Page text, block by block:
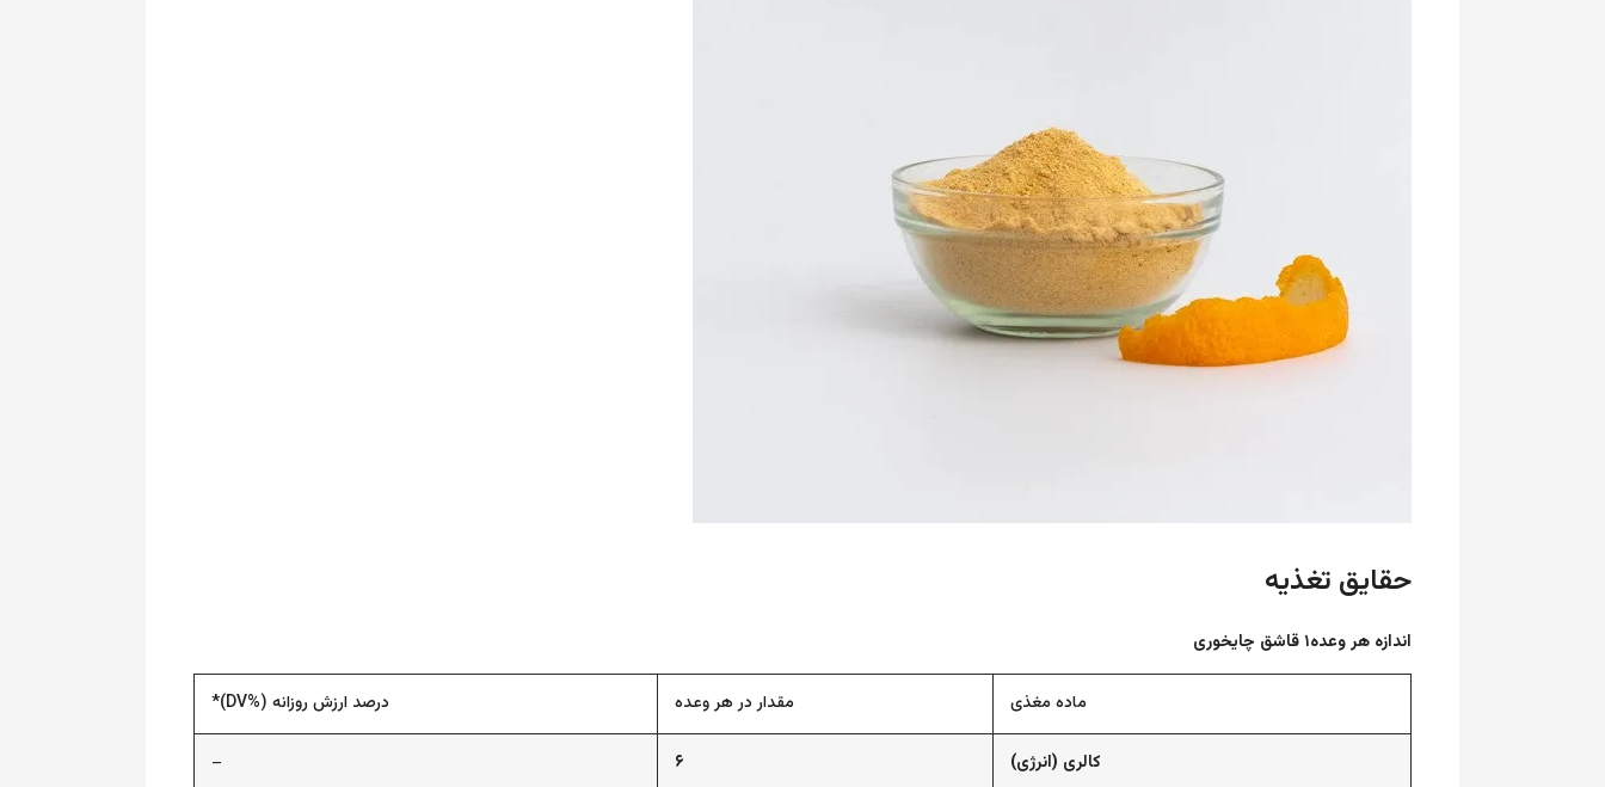
حقایق تغذیه
اندازه هر وعده۱ قاشق چایخوری
ماده مغذی مقدار در هر وعده درصد ارزش روزانه (%DV)*
کالری (انرژی) ۶ –